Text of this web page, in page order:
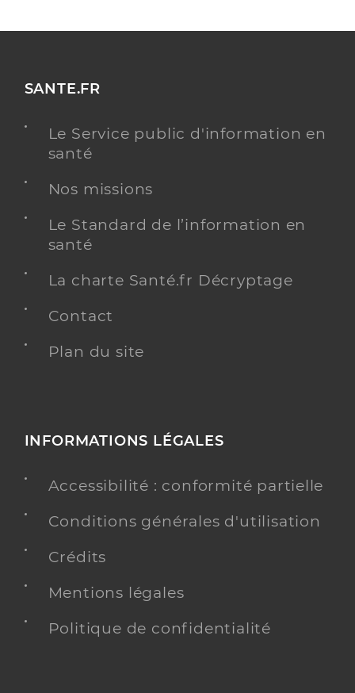
SANTE.FR
Le Service public d'information en
santé
Nos missions
Le Standard de l’information en
santé
La charte Santé.fr Décryptage
Contact
Plan du site
INFORMATIONS LÉGALES
Accessibilité : conformité partielle
Conditions générales d'utilisation
Crédits
Mentions légales
Politique de confidentialité